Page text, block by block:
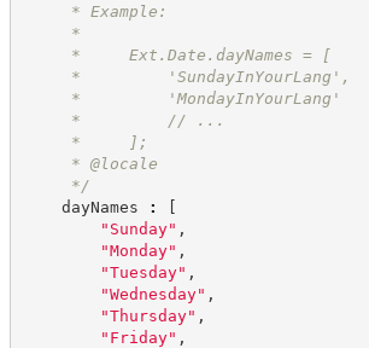
* Example:
*
*     Ext.Date.dayNames = [
*         'SundayInYourLang',
*         'MondayInYourLang'
*         // ...
*     ];
* @locale
*/
dayNames
:
[
" Sunday" ,
"Monday" ,
"Tuesday" ,
"Wednesday" ,
"Thursday" ,
" Friday" ,